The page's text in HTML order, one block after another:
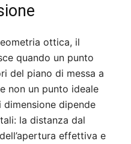
ottica, il
quando un punto
del piano di messa a
non un punto ideale
dipende
la distanza dal
effettiva e